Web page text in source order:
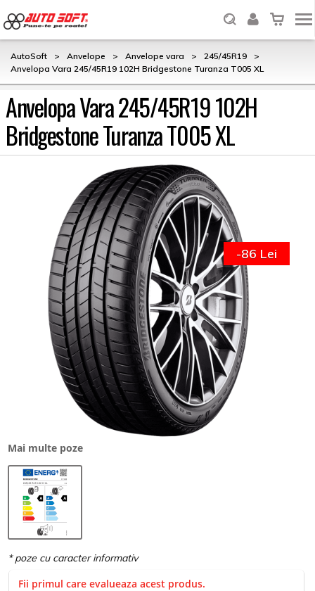
AutoSoft > Anvelope > Anvelope vara > 245/45R19
>
Anvelopa Vara 245/45R19 102H Bridgestone Turanza T005 XL
Anvelopa Vara 245/45R19 102H
Bridgestone Turanza T005 XL
Mai multe poze
-86 Lei
Fii primul care evalueaza acest produs.